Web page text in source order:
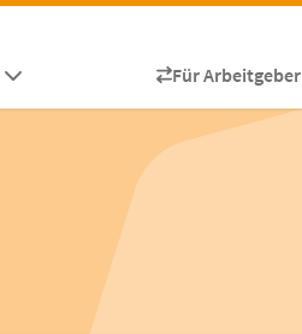
Für Arbeitgeber